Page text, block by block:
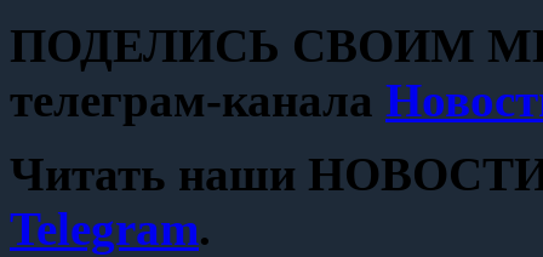
ПОДЕЛИСЬ СВОИМ
телеграм-канала
Читать наши НОВОСТИ
Telegram.